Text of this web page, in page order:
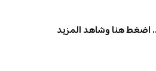
هنا وشاهد المزيد